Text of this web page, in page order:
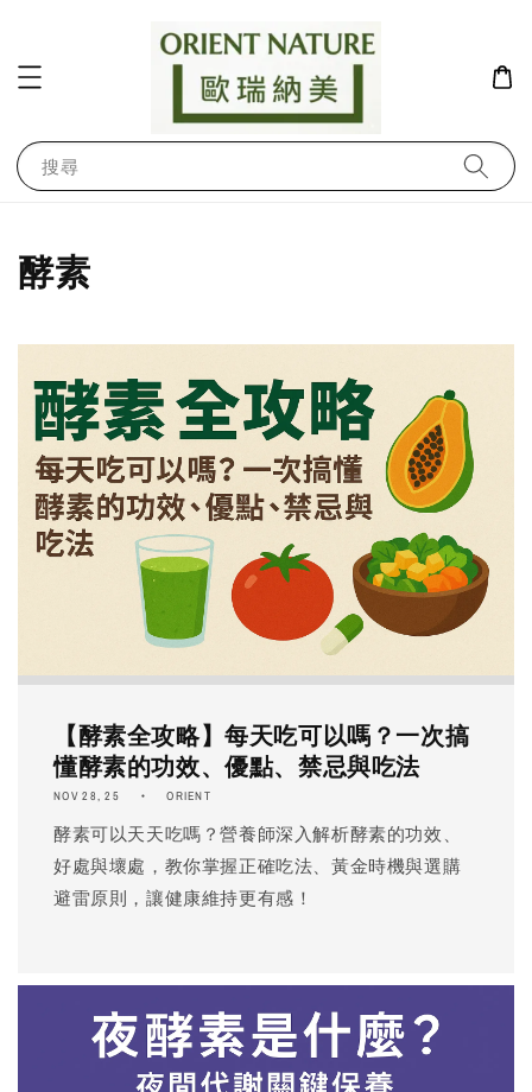
搜尋
酵素
【酵素全攻略】每天吃可以嗎？一次搞
懂酵素的功效、優點、禁忌與吃法
NOV 28, 25 ORIENT
酵素可以天天吃嗎？營養師深入解析酵素的功效、
好處與壞處，教你掌握正確吃法、黃金時機與選購
避雷原則，讓健康維持更有感！